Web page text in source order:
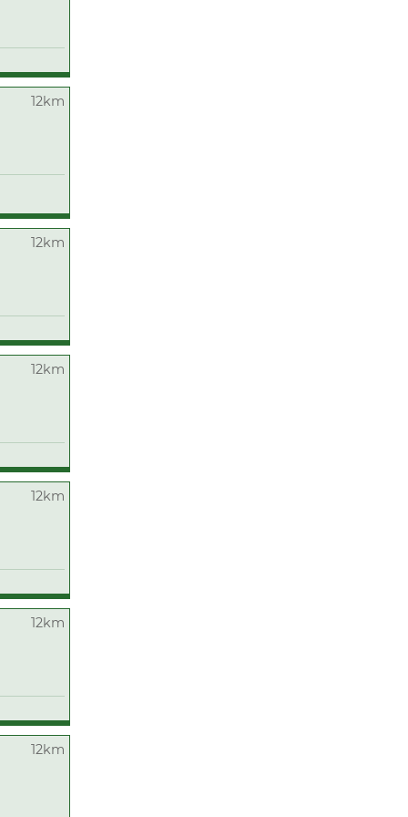
12km
12km
12km
12km
12km
12km